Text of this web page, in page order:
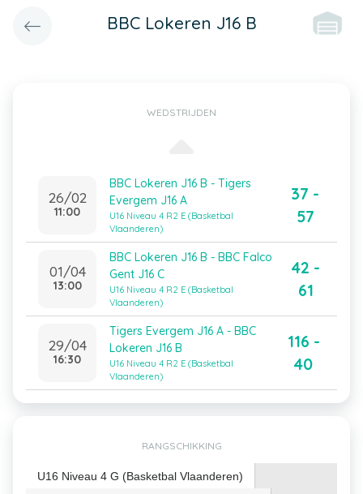
BBC Lokeren J16 B
WEDSTRIJDEN
26/02
11:00
BBC Lokeren J16 B - Tigers
Evergem J16 A
U16 Niveau 4 R2 E (Basketbal
Vlaanderen)
37 -
57
01/04
13:00
BBC Lokeren J16 B - BBC Falco
Gent J16 C
U16 Niveau 4 R2 E (Basketbal
Vlaanderen)
42 -
61
29/04
16:30
Tigers Evergem J16 A - BBC
Lokeren J16 B
U16 Niveau 4 R2 E (Basketbal
Vlaanderen)
116 -
40
RANGSCHIKKING
U16 Niveau 4 G (Basketbal Vlaanderen)